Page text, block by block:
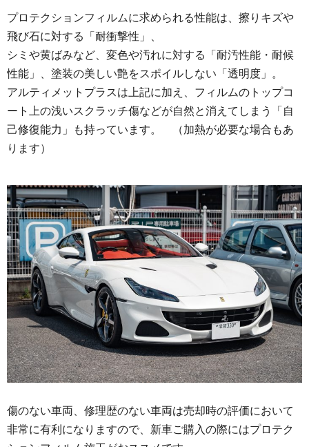
プロテクションフィルムに求められる性能は、擦りキズや
飛び石に対する「耐衝撃性」、
シミや黄ばみなど、変色や汚れに対する「耐汚性能・耐候
性能」、塗装の美しい艶をスポイルしない「透明度」。
アルティメットプラスは上記に加え、フィルムのトップコ
ート上の浅いスクラッチ傷などが自然と消えてしまう「自
己修復能力」も持っています。 （加熱が必要な場合もあ
ります）
傷のない車両、修理歴のない車両は売却時の評価において
非常に有利になりますので、新車ご購入の際にはプロテク